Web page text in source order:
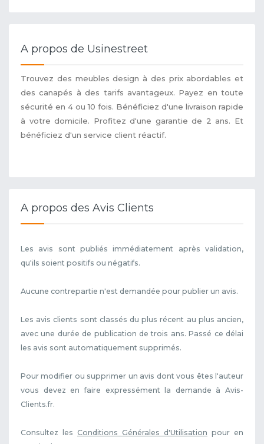
A propos de Usinestreet
Trouvez des meubles design à des prix abordables et
des canapés à des tarifs avantageux. Payez en toute
sécurité en 4 ou 10 fois. Bénéficiez d'une livraison rapide
à votre domicile. Profitez d'une garantie de 2 ans. Et
bénéficiez d'un service client réactif.
A propos des Avis Clients
Les avis sont publiés immédiatement après validation,
qu'ils soient positifs ou négatifs.
Aucune contrepartie n'est demandée pour publier un avis.
Les avis clients sont classés du plus récent au plus ancien,
avec une durée de publication de trois ans. Passé ce délai
les avis sont automatiquement supprimés.
Pour modifier ou supprimer un avis dont vous êtes l'auteur
vous devez en faire expressément la demande à Avis-
Clients.fr.
Consultez les Conditions Générales d'Utilisation pour en